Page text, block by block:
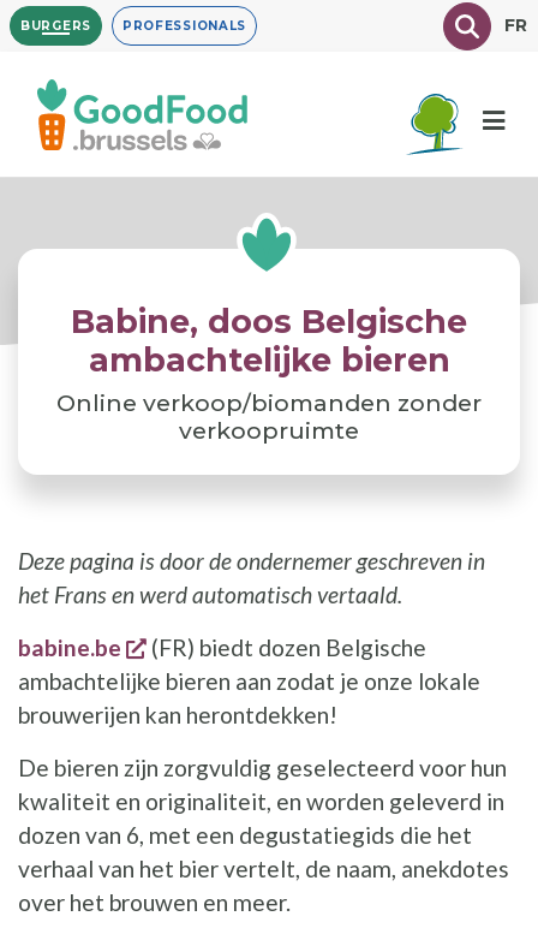
Overslaan
en
inhoud
gaan
BURGERS PROFESSIONALS TexteFR
Babine, doos Belgische
ambachtelijke bieren
Online verkoop/biomanden zonder
verkoopruimte
Deze pagina is door de ondernemer geschreven in
het Frans en werd automatisch vertaald.
babine.be
opent een nieuw venster
(FR) biedt dozen Belgische
ambachtelijke bieren aan zodat je onze lokale
brouwerijen kan herontdekken!
De bieren zijn zorgvuldig geselecteerd voor hun
kwaliteit en originaliteit, en worden geleverd in
dozen van 6, met een degustatiegids die het
verhaal van het bier vertelt, de naam, anekdotes
over het brouwen en meer.